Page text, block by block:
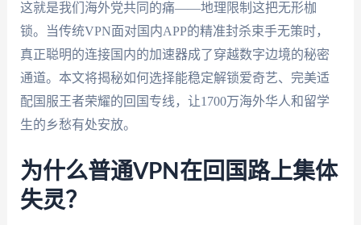
这就是我们海外党共同的痛——地理限制这把无形枷
锁。当传统VPN面对国内APP的精准封杀束手无策时，
真正聪明的连接国内的加速器成了穿越数字边境的秘密
通道。本文将揭秘如何选择能稳定解锁爱奇艺、完美适
配国服王者荣耀的回国专线，让1700万海外华人和留学
生的乡愁有处安放。
为什么普通VPN在回国路上集体
失灵？